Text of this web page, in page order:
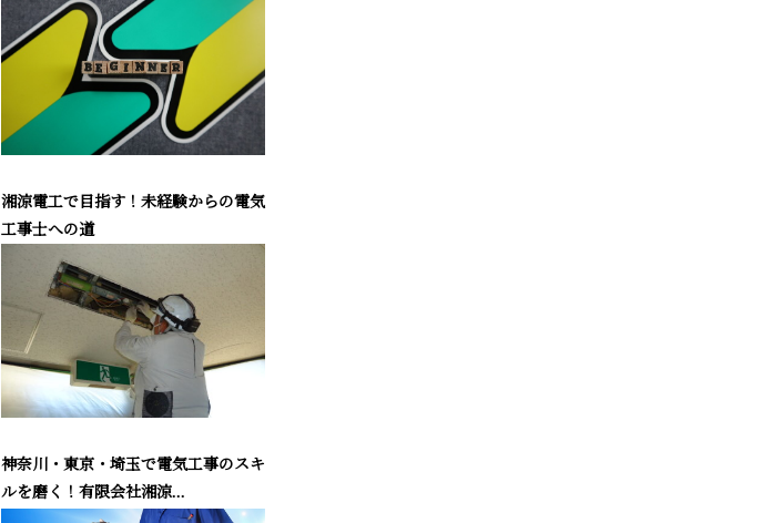
湘涼電工で目指す！未経験からの電気
工事士への道
神奈川・東京・埼玉で電気工事のスキ
ルを磨く！有限会社湘涼...